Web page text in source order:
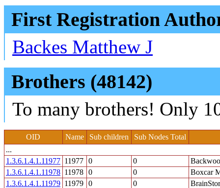
First Registration
Backes Matthew J
Brothers (48142)
To many brothers! Only
OID Name Sub children
Sub Nodes Total
...
1.3.6.1.4.1.11977 11977 0 0
1.3.6.1.4.1.11978 11978 0 0
Boxcar
1.3.6.1.4.1.11979 11979 0 0